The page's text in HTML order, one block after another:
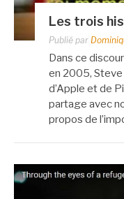
Les trois
Publié par
Dans ce
en 2005,
d’Apple et de
partage avec
propos de